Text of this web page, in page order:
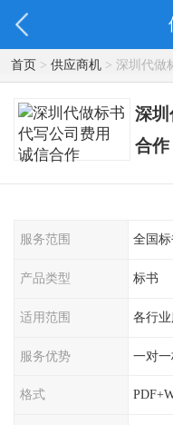
首页> 供应商机> 深圳代做
深
合作
服务范围 全国
产品类型 标书
适用范围 各行
服务优势 一对
格式